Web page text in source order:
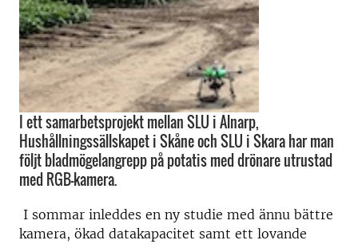
I ett samarbetsprojekt mellan SLU i Alnarp,
Hushållningssällskapet i Skåne och SLU i Skara har man
följt bladmögelangrepp på potatis med drönare utrustad
med RGB-kamera.
I sommar inleddes en ny studie med ännu bättre
kamera, ökad datakapacitet samt ett lovande